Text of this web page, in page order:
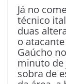
Já no
técnico
duas
o
Gaúcho
minuto de
sobra de